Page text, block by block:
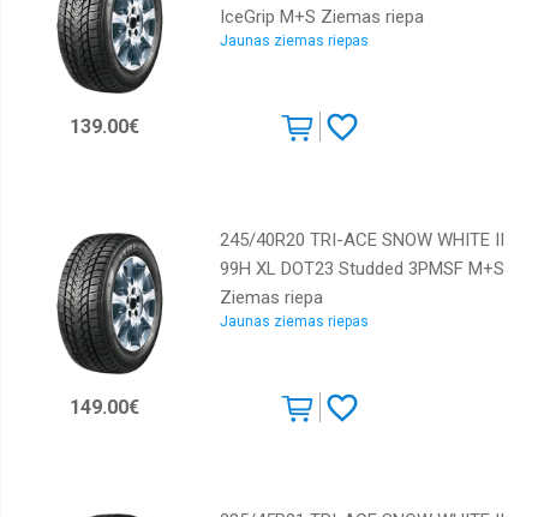
GiTi
Gislaved
GoodYear
Goodride
Hankook
Horizon
Kormoran
Kumho
Lassa
IceGrip M+S Ziemas riepa
Jaunas ziemas riepas
139.00€
245/40R20 TRI-ACE SNOW WHITE II
99H XL DOT23 Studded 3PMSF M+S
Ziemas riepa
Jaunas ziemas riepas
149.00€